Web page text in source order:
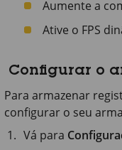
Aumente a
Ative o FPS
Configurar o
Para armazenar
configurar o seu
Vá para